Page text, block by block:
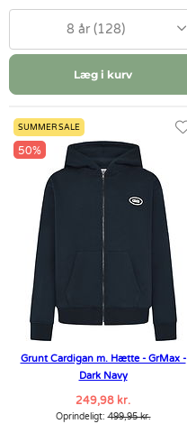
8 år (128)
Læg i kurv
SUMMER SALE
50%
Grunt Cardigan m. Hætte - GrMax -
Dark Navy
249,98 kr.
Oprindeligt:499,95 kr.